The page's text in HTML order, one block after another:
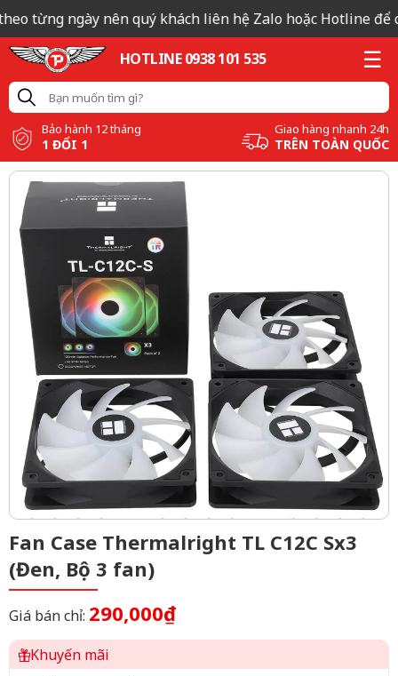
từng ngày nên quý khách liên hệ Zalo hoặc Hotline để
HOTLINE 0938 101 535
Bảo hành 12 tháng
1 ĐỔI 1
Giao hàng nhanh 24h
TRÊN TOÀN QUỐC
Fan Case Thermalright TL C12C Sx3
(Đen, Bộ 3 fan)
Giá bán chỉ: 290,000₫
Khuyến mãi